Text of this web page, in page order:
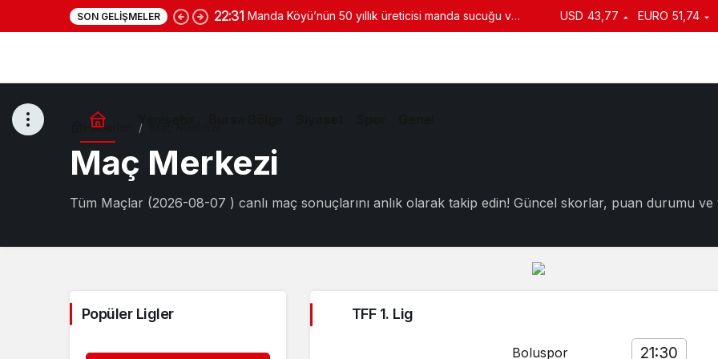
SON GELIŞMELER 22:31 Manda Köyü’nün 50 yıllık üreticisi manda sucuğu ve USD 43,77 EURO 51,74
Yenişehir
Haberler
Maç Merkezi
Tüm Maçlar (2026-08-07 ) canlı maç sonuçlarını anlık olarak takip edin! Güncel skorlar, puan durumu ve
Popüler Ligler TFF 1. Lig
Boluspor 21:30